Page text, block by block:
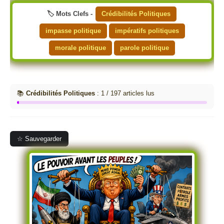
🏷️ Mots Clefs - Crédibilités Politiques
impasse politique impératifs politiques
morale politique parole politique
📚 Crédibilités Politiques : 1 / 197 articles lus
☆ Sauvegarder